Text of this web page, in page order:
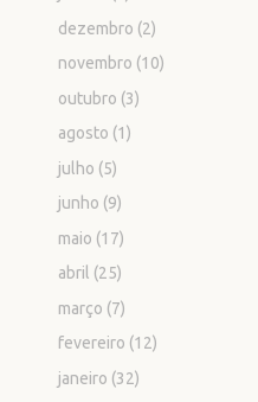
dezembro (2)
novembro (10)
outubro (3)
agosto (1)
julho (5)
junho (9)
maio (17)
abril (25)
março (7)
fevereiro (12)
janeiro (32)